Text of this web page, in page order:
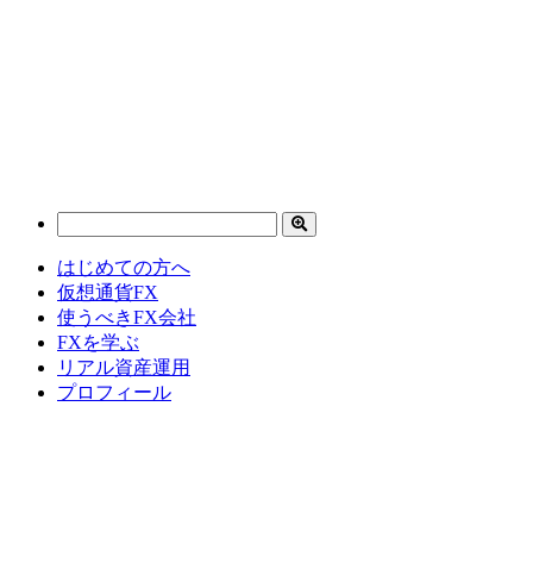
はじめての方へ
仮想通貨FX
使うべきFX会社
FXを学ぶ
リアル資産運用
プロフィール